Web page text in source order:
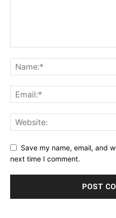
Save my name, email, and
next time I comment.